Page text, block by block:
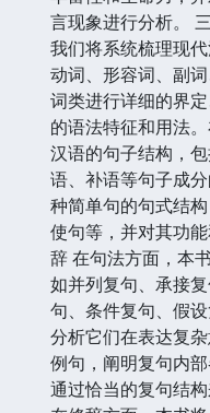
言现象进行分析。
我们将系统梳理现
动词、形容词、副
词类进行详细的界
的语法特征和用法
汉语的句子结构，
语、补语等句子成
种简单句的句式结
使句等，并对其功
辞 在句法方面，本
如并列复句、承接
句、条件复句、假
分析它们在表达复
例句，阐明复句内
通过恰当的复句结